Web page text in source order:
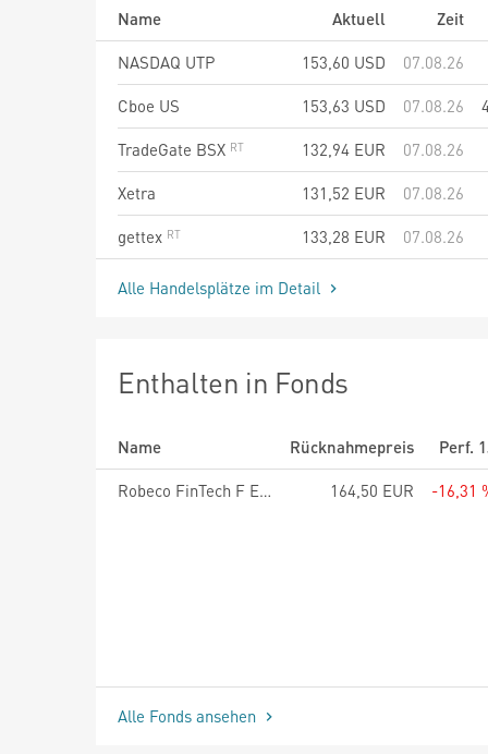
Name Aktuell
Zeit
NASDAQ UTP
153,60 USD
07.08.26
Cboe US
153,63 USD 07.08.26
TradeGate BSX
132,94 EUR
07.08.26
Xetra
131,52 EUR
07.08.26
gettex
133,28 EUR 07.08.26
Alle Handelsplätze im Detail
Enthalten in Fonds
Name Rücknahmepreis
Perf.
Robeco FinTech F EUR
164,50 EUR -16,31
Alle Fonds ansehen